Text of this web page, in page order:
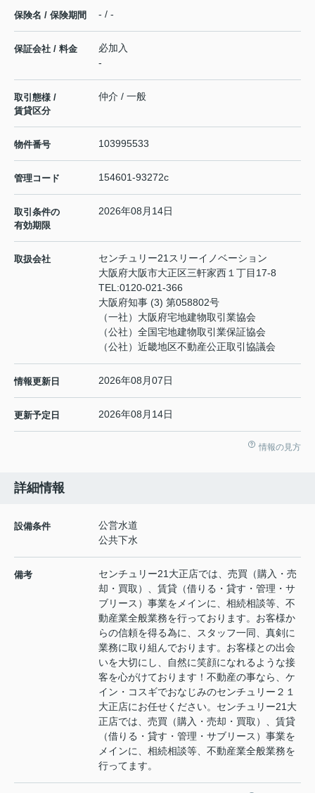
保険名 / 保険期間 - / -
保証会社 / 料金
必加入
-
取引態様 /
賃貸区分
仲介 / 一般
物件番号 103995533
管理コード 154601-93272c
取引条件の
有効期限
2026年08月14日
取扱会社
センチュリー21スリーイノベーション
大阪府大阪市大正区三軒家西１丁目17-8
TEL:0120-021-366
大阪府知事 (3) 第058802号
（一社）大阪府宅地建物取引業協会
（公社）全国宅地建物取引業保証協会
（公社）近畿地区不動産公正取引協議会
情報更新日 2026年08月07日
更新予定日 2026年08月14日
情報の見方
詳細情報
設備条件
公営水道
公共下水
備考
センチュリー21大正店では、売買（購入・売
却・買取）、賃貸（借りる・貸す・管理・サ
ブリース）事業をメインに、相続相談等、不
動産業全般業務を行っております。お客様か
らの信頼を得る為に、スタッフ一同、真剣に
業務に取り組んでおります。お客様との出会
いを大切にし、自然に笑顔になれるような接
客を心がけております！不動産の事なら、ケ
イン・コスギでおなじみのセンチュリー２１
大正店にお任せください。センチュリー21大
正店では、売買（購入・売却・買取）、賃貸
（借りる・貸す・管理・サブリース）事業を
メインに、相続相談等、不動産業全般業務を
行ってます。